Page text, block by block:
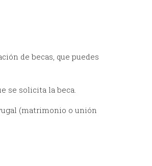
de becas, que puedes
se solicita la beca.
(matrimonio o unión